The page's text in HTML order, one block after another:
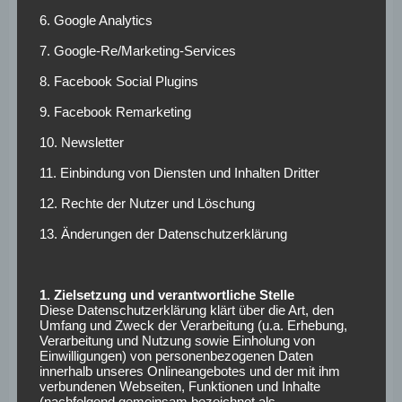
Wenn Michael Roth mit diesem Satz rauskam (
), wie in diesem Fall bei Weltmeister
„Auge“ Augenthaler, wurde es gefährlich…
„Die lebende Trainer-
Abschuss-Rampe“
Umso erstaunlicher waren Roths Tränen bei der
familiären Gründen – Reimanns Frau war schwer erkrankt –
bekannt geben musste.„Die lebende Trainer-Abschuss-
Rampe Roth zeigt menschliche Züge“, kommentierte SAT 1
diesen legendären Auftritt.
6. Google Analytics
7. Google-Re/Marketing-Services
8. Facebook Social Plugins
9. Facebook Remarketing
10. Newsletter
11. Einbindung von Diensten und Inhalten Dritter
12. Rechte der Nutzer und Löschung
13. Änderungen der Datenschutzerklärung
1. Zielsetzung und verantwortliche Stelle
Diese Datenschutzerklärung klärt über die Art, den
Umfang und Zweck der Verarbeitung (u.a. Erhebung,
Verarbeitung und Nutzung sowie Einholung von
Einwilligungen) von personenbezogenen Daten
innerhalb unseres Onlineangebotes und der mit ihm
verbundenen Webseiten, Funktionen und Inhalte